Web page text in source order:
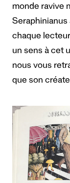
monde ravive
Seraphinianus
chaque
un sens à cet
nous vous
que son